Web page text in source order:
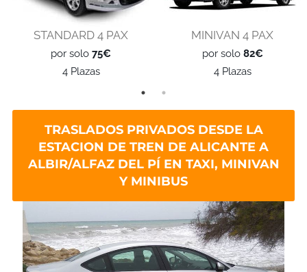
STANDARD 4 PAX
por solo75€
4 Plazas
MINIVAN 4 PAX
por solo 82€
4 Plazas
TRASLADOS PRIVADOS DESDE LA
ESTACION DE TREN DE ALICANTE A
ALBIR/ALFAZ DEL PÍ EN TAXI, MINIVAN
Y MINIBUS